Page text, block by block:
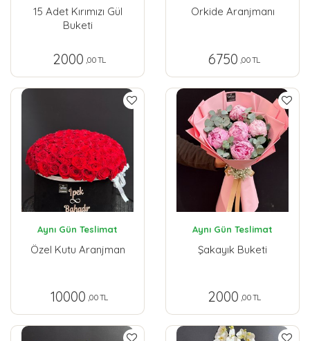
15 Adet Kırımızı Gül
Buketi
2000 ,00 TL
Orkide Aranjmanı
6750 ,00 TL
Aynı Gün Teslimat
Özel Kutu Aranjman
10000 ,00 TL
Aynı Gün Teslimat
Şakayık Buketi
2000 ,00 TL